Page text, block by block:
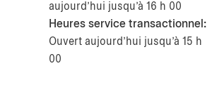
aujourd’hui jusqu'à 16 h 00
Heures service transactionnel:
Ouvert aujourd’hui jusqu'à 15 h
00